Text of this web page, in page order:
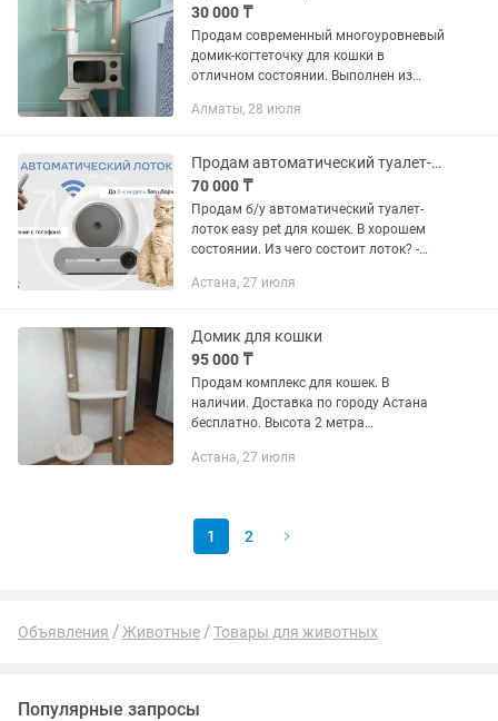
30 000 ₸
Продам современный многоуровневый
домик-когтеточку для кошки в
отличном состоянии. Выполнен из
стильный, отлично впишется в
прозрачная...
Алматы, 28 июля
Продам автоматический туалет-лоток easypet
70 000 ₸
Продам б/у автоматический туалет-
лоток easy pet для кошек. В хорошем
состоянии. Из чего состоит лоток? -
Фильтрующая сетка - Датчики
Астана, 27 июля
Домик для кошки
95 000 ₸
Продам комплекс для кошек. В
наличии. Доставка по городу Астана
бесплатно. Высота 2 метра
изготовление.
Астана, 27 июля
1 2
Объявления Животные Товары для животных
Популярные запросы